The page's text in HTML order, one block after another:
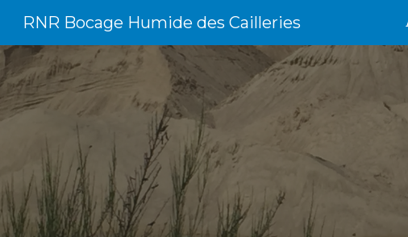
Skip to
RNR Bocage Humide des Cailleries